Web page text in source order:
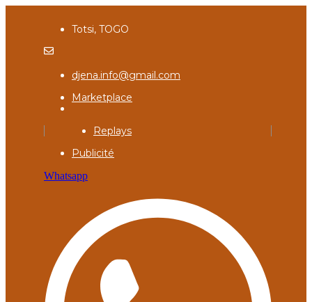
Totsi, TOGO
djena.info@gmail.com
Marketplace
Replays
Publicité
Whatsapp